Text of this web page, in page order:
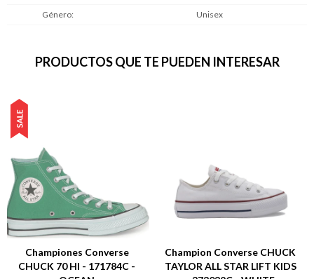
Género
Unisex
PRODUCTOS QUE TE PUEDEN INTERESAR
Championes Converse
CHUCK 70 HI - 171784C -
Champion Converse CHUCK
TAYLOR ALL STAR LIFT KIDS